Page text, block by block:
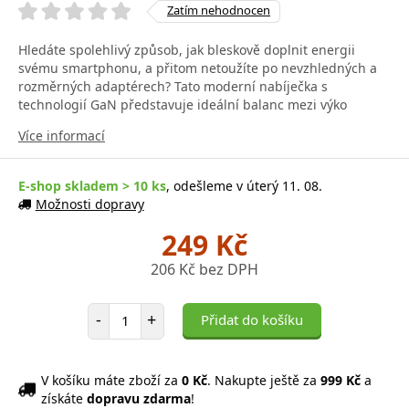
Zatím nehodnocen
Hledáte spolehlivý způsob, jak bleskově doplnit energii
svému smartphonu, a přitom netoužíte po nevzhledných a
rozměrných adaptérech? Tato moderní nabíječka s
technologií GaN představuje ideální balanc mezi výko
Více informací
E-shop skladem > 10 ks, odešleme v úterý 11. 08.
Možnosti dopravy
249 Kč
206 Kč bez DPH
- Počet položek
+ Přidat do košíku
V košíku máte zboží za 0 Kč. Nakupte ještě za 999 Kč a
získáte dopravu zdarma!